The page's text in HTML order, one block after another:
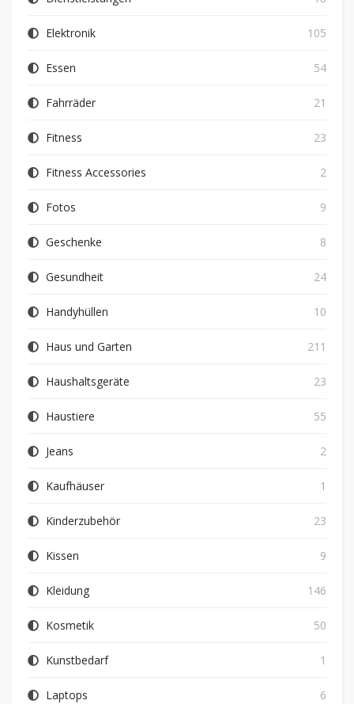
Elektronik 105
Essen 54
Fahrräder 21
Fitness 23
Fitness Accessories 2
Fotos 9
Geschenke 8
Gesundheit 24
Handyhüllen 10
Haus und Garten 211
Haushaltsgeräte 23
Haustiere 55
Jeans 2
Kaufhäuser 1
Kinderzubehör 23
Kissen 9
Kleidung 146
Kosmetik 50
Kunstbedarf 1
Laptops 6